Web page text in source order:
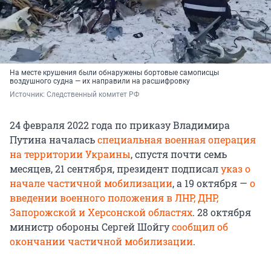
На месте крушения были обнаружены бортовые самописцы
воздушного судна — их направили на расшифровку
Источник: Следственный комитет РФ
24 февраля 2022 года по приказу Владимира
Путина началасьспециальная военная операция
на территории Украины, спустя почти семь
месяцев, 21 сентября, президент подписалуказ о
начале частичной мобилизации, а 19 октября — о
введении военного положения в ЛНР, ДНР,
Запорожской и Херсонской областях. 28 октября
министр обороны Сергей Шойгусообщил об
окончании частичной мобилизации.